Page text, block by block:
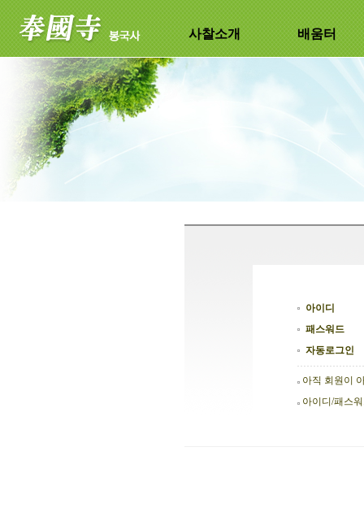
사찰소개 배움터
아이디
패스워드
자동로그인
아직 회원이
아이디/패스